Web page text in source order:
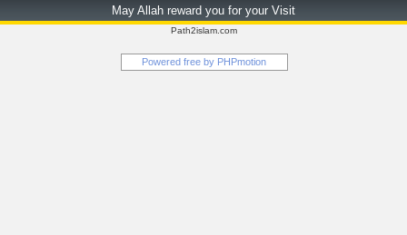
Views: 117289
1494- قول بعضه�...
Rating: 0
May Allah reward you for your Visit
Path2islam.com
Powered free by PHPmotion